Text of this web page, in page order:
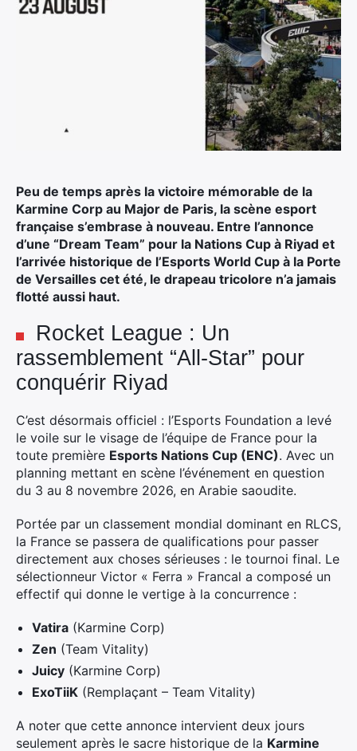
Peu de temps après la victoire mémorable de la
Karmine Corp au Major de Paris, la scène esport
française s’embrase à nouveau. Entre l’annonce
d’une “Dream Team” pour la Nations Cup à Riyad et
l’arrivée historique de l’Esports World Cup à la Porte
de Versailles cet été, le drapeau tricolore n’a jamais
flotté aussi haut.
Rocket League : Un
rassemblement “All-Star” pour
conquérir Riyad
C’est désormais officiel : l’Esports Foundation a levé
le voile sur le visage de l’équipe de France pour la
toute première Esports Nations Cup (ENC). Avec un
planning mettant en scène l’événement en question
du 3 au 8 novembre 2026, en Arabie saoudite.
Portée par un classement mondial dominant en RLCS,
la France se passera de qualifications pour passer
directement aux choses sérieuses : le tournoi final. Le
sélectionneur Victor « Ferra » Francal a composé un
effectif qui donne le vertige à la concurrence :
Vatira (Karmine Corp)
Zen (Team Vitality)
Juicy (Karmine Corp)
ExoTiiK (Remplaçant – Team Vitality)
A noter que cette annonce intervient deux jours
seulement après le sacre historique de la Karmine